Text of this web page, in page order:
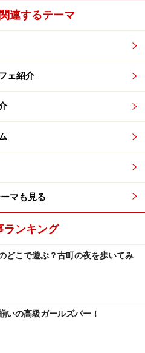
連するテーマ
ェ紹介
マも見る
ランキング
どこで遊ぶ？古町の夜を歩いてみ
いの高級ガールズバー！